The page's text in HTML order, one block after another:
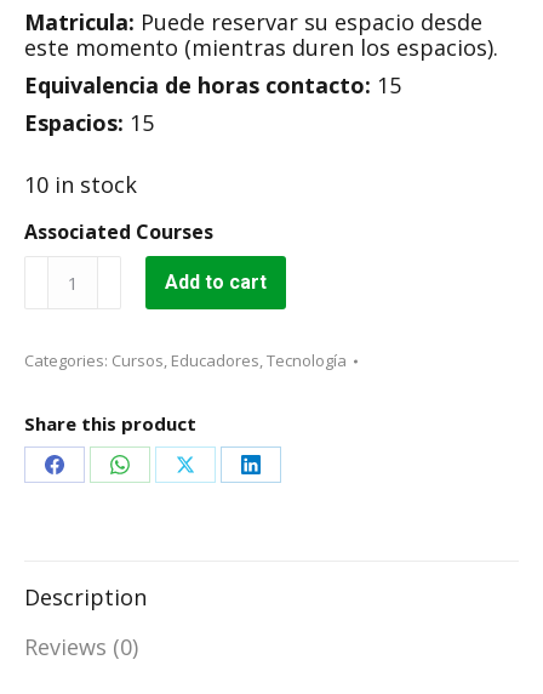
Matricula: Puede reservar su espacio desde
este momento (mientras duren los espacios).
Equivalencia de horas contacto: 15
Espacios: 15
10 in stock
Associated Courses
Introducción
con
quantity
Add to cart
Categories: Cursos, Educadores,Tecnología
Share this product
Share Share Share Share
Description
Reviews (0)